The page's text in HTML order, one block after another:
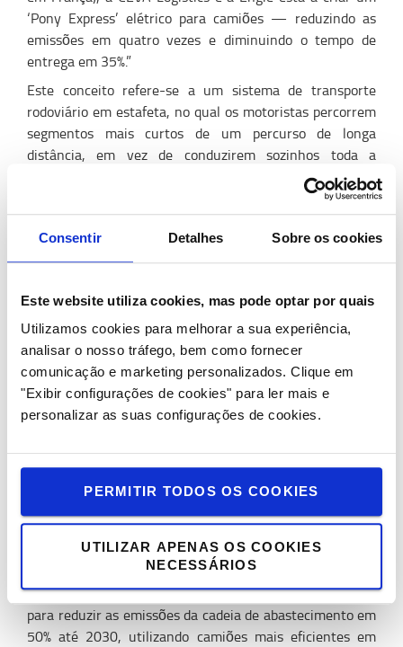
Consentir Detalhes Sobre os cookies
Este website utiliza cookies, mas pode optar por quais
Utilizamos cookies para melhorar a sua experiência,
analisar o nosso tráfego, bem como fornecer
comunicação e marketing personalizados. Clique em
"Exibir configurações de cookies" para ler mais e
personalizar as suas configurações de cookies.
PERMITIR TODOS OS COOKIES
UTILIZAR APENAS OS COOKIES
NECESSÁRIOS
‘Pony Express’ elétrico para camiões — reduzindo as
emissões em quatro vezes e diminuindo o tempo de
entrega em 35%.”
Este conceito refere-se a um sistema de transporte
rodoviário em estafeta, no qual os motoristas percorrem
segmentos mais curtos de um percurso de longa
distância, em vez de conduzirem sozinhos toda a
distância. O resultado não é apenas uma redução
significativa das emissões e dos prazos de entrega, mas
também melhores condições de trabalho para os
motoristas, que passam a trabalhar e a conduzir na sua
região.
Objetivos baseados na ciência e
mudanças orientadas pelo cliente.
Tom Schalenbourg, Diretor de Sustentabilidade
Corporativa da Toyota Material Handling Europe, destaca
o papel das expectativas dos clientes na promoção da
sustentabilidade. “Mais de 80% dos nossos principais
clientes europeus estão a ir além da conformidade legal,
estabelecendo metas baseadas na ciência paraatingir
Cita a IKEA e a DSV como exemplos de empresas que
estão a tomar medidas ousadas. “A IKEA está a trabalhar
para reduzir as emissões da cadeia de abastecimento em
50% até 2030, utilizando camiões mais eficientes em